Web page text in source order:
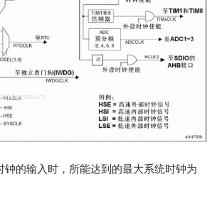
钟的输入时，所能达到的最大系统时钟为